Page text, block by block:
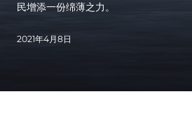
行业应用
民增添一份绵薄之力。
2021年4月8日